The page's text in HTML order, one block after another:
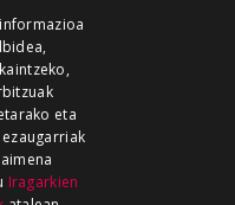
eta
Iragarkien